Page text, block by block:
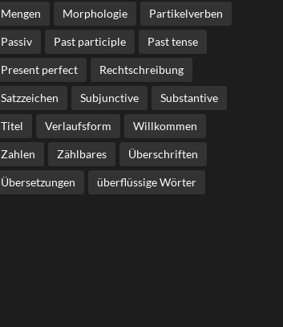
Mengen Morphologie Partikelverben
Passiv Past participle Past tense
Present perfect Rechtschreibung
Satzzeichen Subjunctive Substantive
Titel Verlaufsform Willkommen
Zahlen Zählbares Überschriften
Übersetzungen überflüssige Wörter